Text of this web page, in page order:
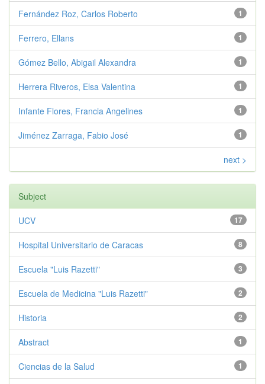
1
Fernández Roz, Carlos Roberto
1
Ferrero, Ellans
1
Gómez Bello, Abigail Alexandra
1
Herrera Riveros, Elsa Valentina
1
Infante Flores, Francia Angelines
1
Jiménez Zarraga, Fabio José
next >
Subject
17
UCV
8
Hospital Universitario de Caracas
3
Escuela "Luis Razetti"
2
Escuela de Medicina "Luis Razetti"
2
Historia
1
Abstract
1
Ciencias de la Salud